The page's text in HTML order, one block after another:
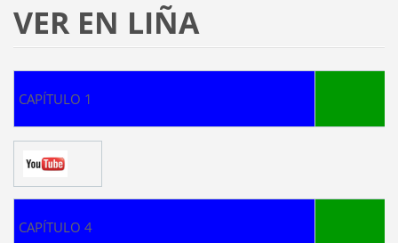
VER EN LIÑA
CAPÍTULO 1
CAPÍTULO 4